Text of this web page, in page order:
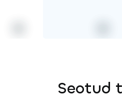
Seotud